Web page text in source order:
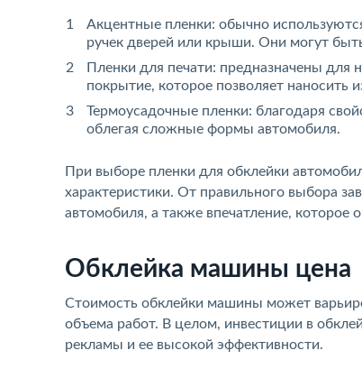
Акцентные пленки: обычно
ручек дверей или крыши. Они могут
Пленки для печати: предназначены
покрытие, которое позволяет
Термоусадочные пленки: благодаря
облегая сложные формы автомобиля.
При выборе пленки для обклейки
характеристики. От правильного выбора
автомобиля, а также впечатление,
Обклейка машины цена
Стоимость обклейки машины может
объема работ. В целом, инвестиции в
рекламы и ее высокой эффективности.